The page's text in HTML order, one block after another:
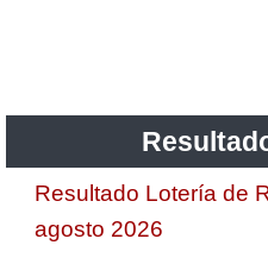
Resultado Lotería de
agosto 2026